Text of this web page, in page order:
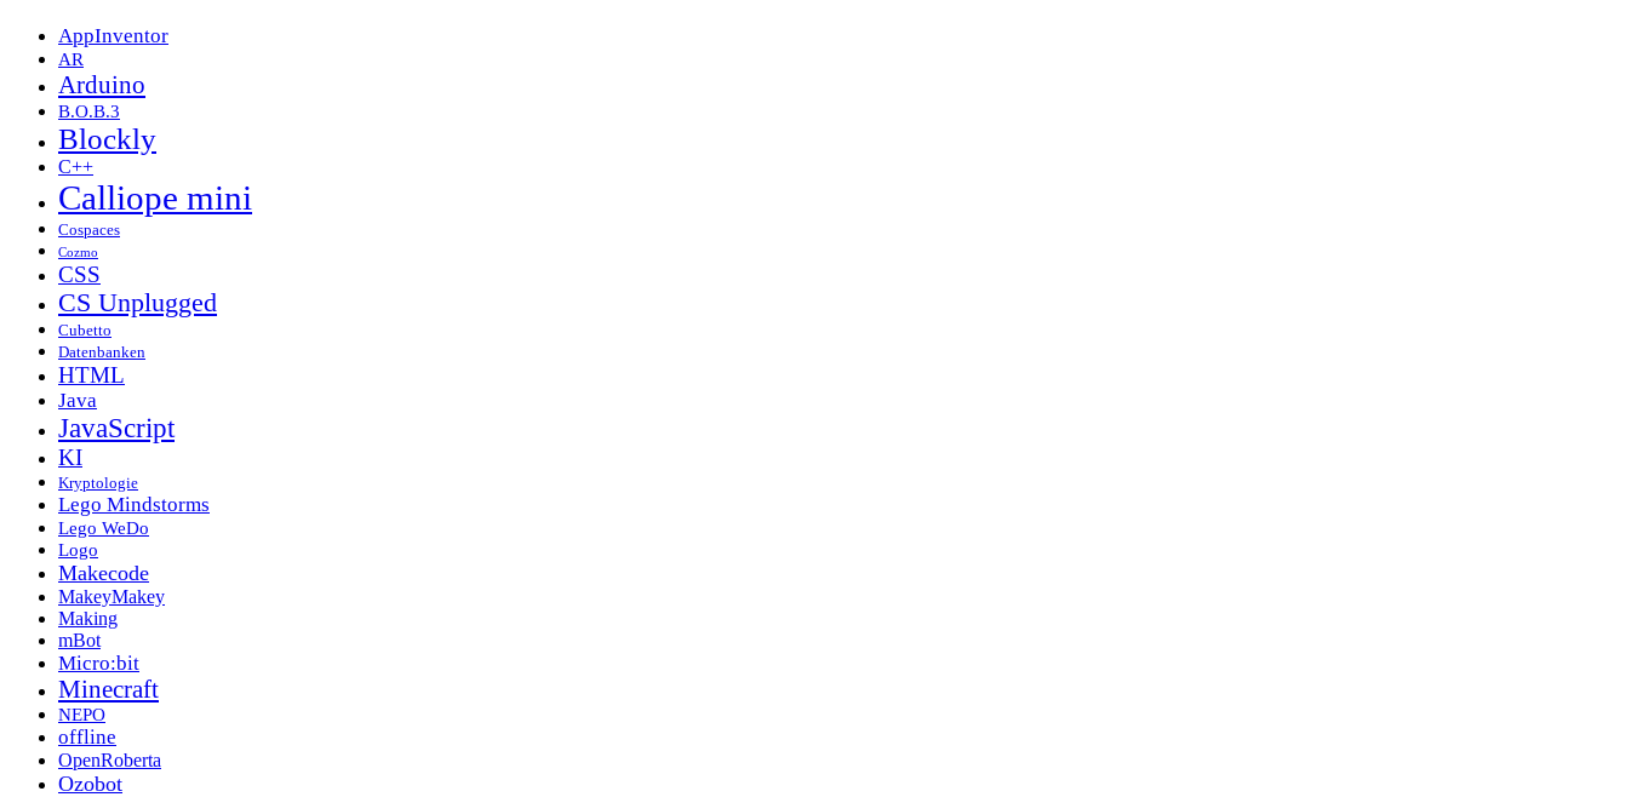
AppInventor
AR
Arduino
B.O.B.3
Blockly
C++
Calliope mini
Cospaces
Cozmo
CSS
CS Unplugged
Cubetto
Datenbanken
HTML
Java
JavaScript
KI
Kryptologie
Lego Mindstorms
Lego WeDo
Logo
Makecode
MakeyMakey
Making
mBot
Micro:bit
Minecraft
NEPO
offline
OpenRoberta
Ozobot